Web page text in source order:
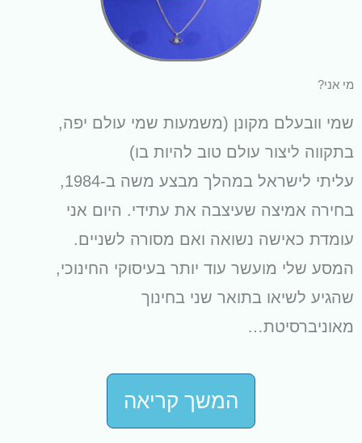
מי אני?
שמי וובעלם מקונן (משמעות שמי עולם יפה,
בתקווה ליצור עולם טוב להיות בו)
עליתי לישראל במהלך מבצע משה ב-1984,
בחירה אמיצה שעיצבה את עתידי. היום אני
עומדת כאישה נשואה ואם מסורה לשניים.
המסע שלי מועשר עוד יותר בעיסוקי החינוכי,
שהגיע לשיאו בתואר שני בחינוך
מאוניברסיטת…
המשך קריאה